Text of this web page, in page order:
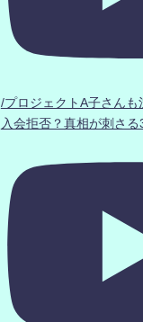
/プロジェクトA子さん
入会拒否？真相が刺さる